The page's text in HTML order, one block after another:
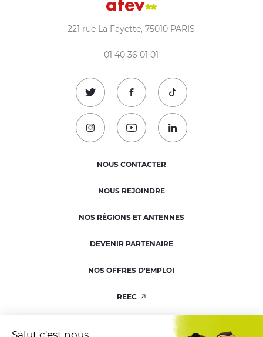
221 rue La Fayette, 75010 PARIS
01 40 36 01 01
Suivez-nous sur Twitter !
Suivez-nous sur Facebook !
Suivez-nous sur
Suivez-nous sur Instagram !
Suivez-nous sur Youtube !
Suivez-nous sur
NOUS CONTACTER
NOUS REJOINDRE
NOS RÉGIONS ET ANTENNES
DEVENIR PARTENAIRE
NOS OFFRES D'EMPLOI
REEC
Salut c'est nous...